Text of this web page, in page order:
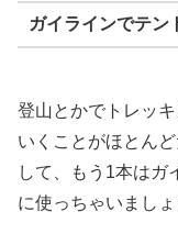
ガイラインでテン
登山とかでトレッ
いくことがほとん
して、もう1本はガ
に使っちゃいましょ